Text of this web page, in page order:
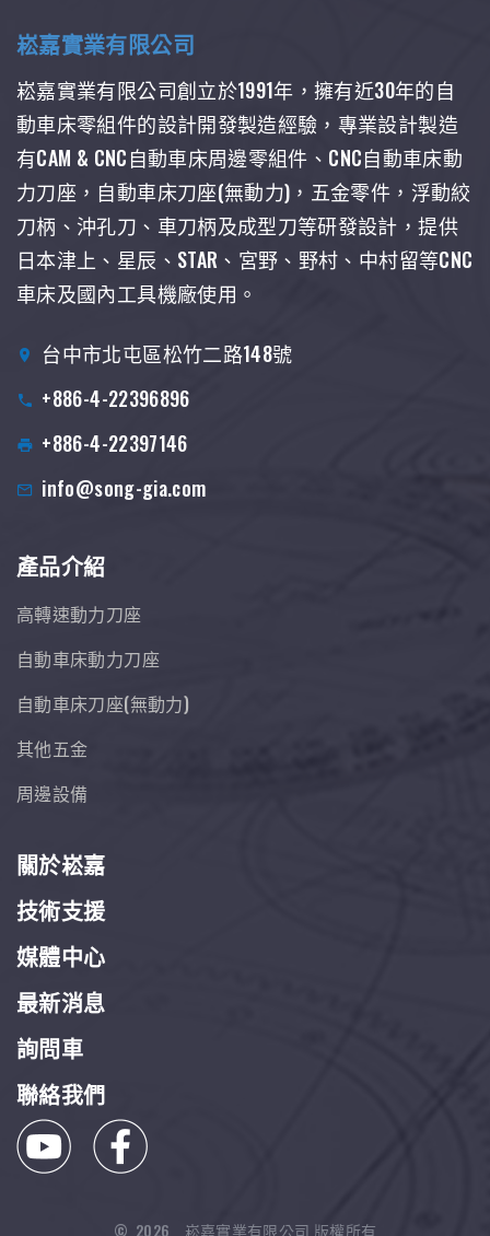
崧嘉實業有限公司
崧嘉實業有限公司創立於1991年，擁有近30年的自
動車床零組件的設計開發製造經驗，專業設計製造
有CAM & CNC自動車床周邊零組件、CNC自動車床動
力刀座，自動車床刀座(無動力)，五金零件，浮動絞
刀柄、沖孔刀、車刀柄及成型刀等研發設計，提供
日本津上、星辰、STAR、宮野、野村、中村留等CNC
車床及國內工具機廠使用。
台中市北屯區松竹二路148號
+886-4-22396896
+886-4-22397146
info@song-gia.com
產品介紹
高轉速動力刀座
自動車床動力刀座
自動車床刀座(無動力)
其他五金
周邊設備
關於崧嘉
技術支援
媒體中心
最新消息
詢問車
聯絡我們
© 2026 崧嘉實業有限公司 版權所有